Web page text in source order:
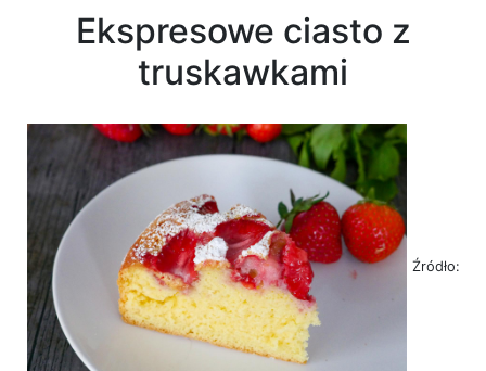
Ekspresowe ciasto z
truskawkami
Źródło: